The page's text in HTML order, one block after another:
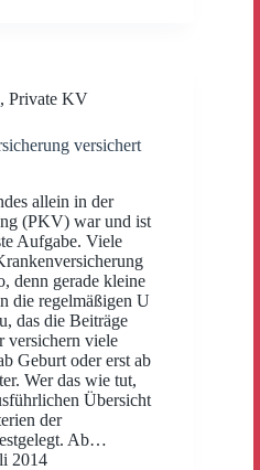
, Private KV
versichert
allein in der
(PKV) war und ist
Aufgabe. Viele
denn gerade kleine
die regelmäßigen U
das die Beiträge
versichern viele
Geburt oder erst ab
Wer das wie tut,
Übersicht
der
Ab…
2014